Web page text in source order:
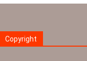
Copyright